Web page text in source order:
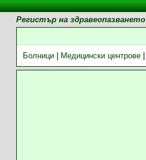
Регистър на здравеопазването
Болници| Медицински центрове|